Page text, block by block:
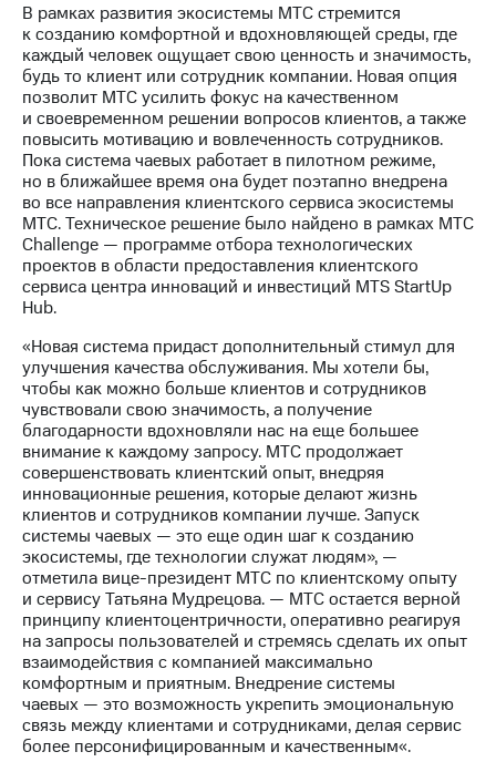
Корпоративный
секретарь
Раскрытие
информации
Информация
акционерам
Документы
ПАО
"МТС"
Собрания
акционеров
Личный
кабинет
капитал
Контроль
и
аудит
Рынок
акций
Описание
Программа
приобретения
Порядок
выкупа
акций
Дивиденды
Рынок
облигаций
Описание
Еврооблигации-2023
Уведомление
В рамках развития экосистемы МТС стремится
к созданию комфортной и вдохновляющей среды, где
каждый человек ощущает свою ценность и значимость,
будь то клиент или сотрудник компании. Новая опция
позволит МТС усилить фокус на качественном
и своевременном решении вопросов клиентов, а также
повысить мотивацию и вовлеченность сотрудников.
Пока система чаевых работает в пилотном режиме,
но в ближайшее время она будет поэтапно внедрена
во все направления клиентского сервиса экосистемы
МТС. Техническое решение было найдено в рамках МТС
Challenge — программе отбора технологических
проектов в области предоставления клиентского
сервиса центра инноваций и инвестиций MTS StartUp
Hub.
«Новая система придаст дополнительный стимул для
улучшения качества обслуживания. Мы хотели бы,
чтобы как можно больше клиентов и сотрудников
чувствовали свою значимость, а получение
благодарности вдохновляли нас на еще большее
внимание к каждому запросу. МТС продолжает
совершенствовать клиентский опыт, внедряя
инновационные решения, которые делают жизнь
клиентов и сотрудников компании лучше. Запуск
системы чаевых — это еще один шаг к созданию
экосистемы, где технологии служат людям», —
отметила вице-президент МТС по клиентскому опыту
и сервису Татьяна Мудрецова. — МТС остается верной
принципу клиентоцентричности, оперативно реагируя
на запросы пользователей и стремясь сделать их опыт
взаимодействия с компанией максимально
комфортным и приятным. Внедрение системы
чаевых — это возможность укрепить эмоциональную
связь между клиентами и сотрудниками, делая сервис
более персонифицированным и качественным«.